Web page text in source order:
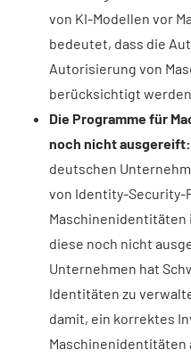
von KI-Modellen vor
bedeutet, dass die
Autorisierung von
berücksichtigt werden
Die Programme für
noch nicht ausgereift:
deutschen
von Identity-Security-
diese noch nicht
Unternehmen hat
Identitäten zu
damit, ein korrektes
Maschinenidentitäten